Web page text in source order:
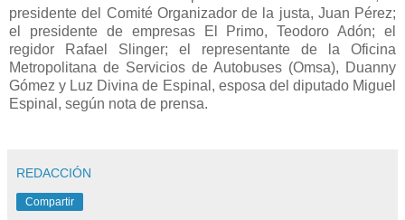
presidente del Comité Organizador de la justa, Juan Pérez;
el presidente de empresas El Primo, Teodoro Adón; el
regidor Rafael Slinger; el representante de la Oficina
Metropolitana de Servicios de Autobuses (Omsa), Duanny
Gómez y Luz Divina de Espinal, esposa del diputado Miguel
Espinal, según nota de prensa.
REDACCIÓN
Compartir